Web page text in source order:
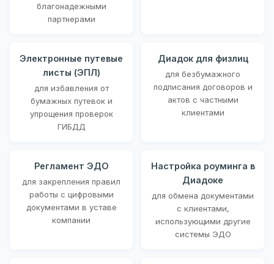
благонадежными
партнерами
Электронные путевые
листы (ЭПЛ)
для избавления от
бумажных путевок и
упрощения проверок
ГИБДД
Диадок для физлиц
для безбумажного
подписания договоров и
актов с частными
клиентами
Регламент ЭДО
для закрепления правил
работы с цифровыми
документами в уставе
компании
Настройка роуминга в
Диадоке
для обмена документами
с клиентами,
использующими другие
системы ЭДО